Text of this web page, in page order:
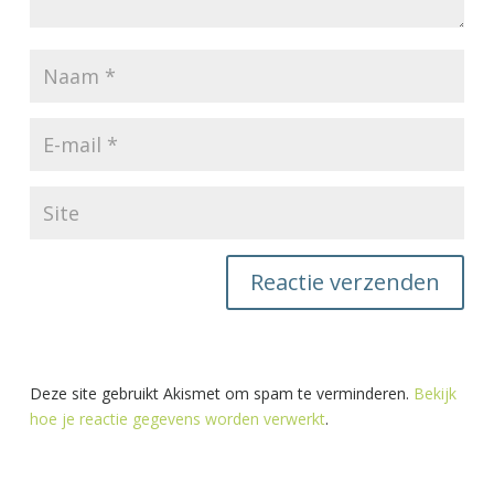
Deze site gebruikt Akismet om spam te verminderen. Bekijk
hoe je reactie gegevens worden verwerkt.